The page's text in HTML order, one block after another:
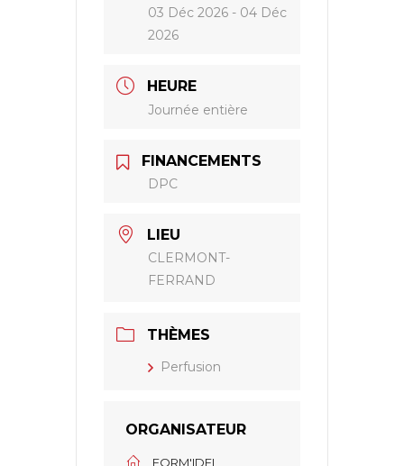
03 Déc 2026 - 04 Déc
2026
HEURE
Journée entière
FINANCEMENTS
DPC
LIEU
CLERMONT-
FERRAND
THÈMES
Perfusion
ORGANISATEUR
FORM'IDEL